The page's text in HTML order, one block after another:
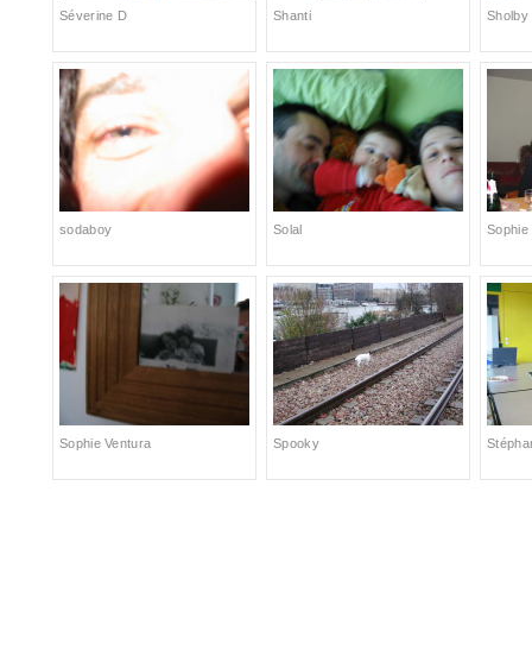
Séverine D Shanti Sholby
sodaboy Solal Sophie
Sophie Ventura Spooky